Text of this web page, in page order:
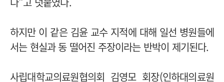
하지만 이 같은 김윤 교수 지적에 대해 일선 병원들에
서는 현실과 동 떨어진 주장이라는 반박이 제기된다.
사립대학교의료원협의회 김영모 회장(인하대의료원